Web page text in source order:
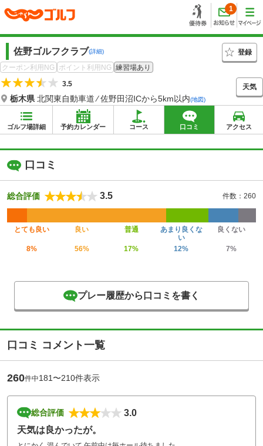
1
佐野ゴルフクラブ(詳細)
登録
クーポン利用NG
ポイント利用NG 練習場あり
3.5
栃木県 北関東自動車道 ⁄ 佐野田沼ICから5km以内(地図)
天気
ゴルフ場詳細 予約カレンダー コース 口コミ アクセス
口コミ
総合評価 3.5 件数：260
とても良い 良い 普通
あまり良くな
い
良くない
8% 56% 17% 12% 7%
プレー履歴から口コミを書く
口コミ コメント一覧
260件中181〜210件表示
総合評価
3.0
天気は良かったが。